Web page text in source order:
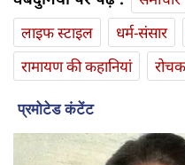
लाइफ स्‍टाइल
धर्म-संसार
रामायण की कहानियां